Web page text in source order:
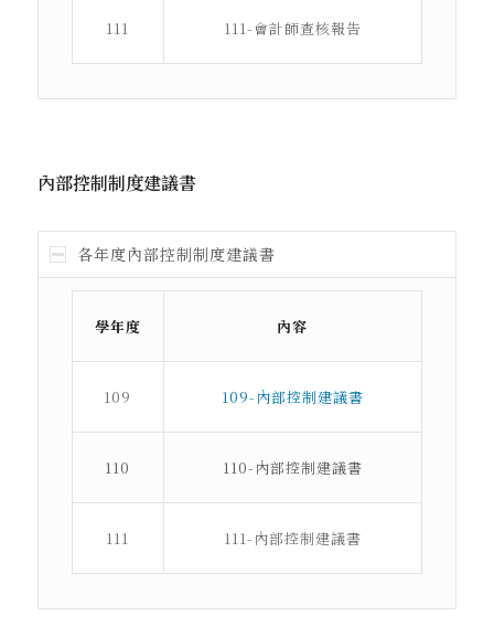
111 111-會計師查核報告
內部控制制度建議書
各年度內部控制制度建議書
學年度 內容
109 109-內部控制建議書
110 110-內部控制建議書
111 111-內部控制建議書